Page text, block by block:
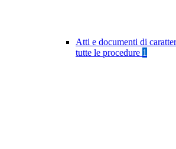
Atti e documenti di
tutte le procedure 1